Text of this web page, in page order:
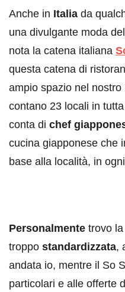
Anche in Italia da
una divulgante moda
nota la catena italiana
questa catena di
ampio spazio nel
contano 23 locali in
conta di chef
cucina giapponese che
base alla località, in
Personalmente trovo la
troppo standardizzata,
andata io, mentre il So
particolari e alle offerte